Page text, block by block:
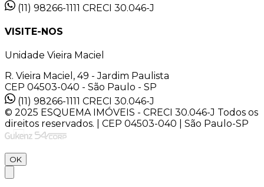
(11) 98266-1111 CRECI 30.046-J
VISITE-NOS
Unidade Vieira Maciel
R. Vieira Maciel, 49 - Jardim Paulista
CEP 04503-040 - São Paulo - SP
(11) 98266-1111 CRECI 30.046-J
© 2025 ESQUEMA IMÓVEIS - CRECI 30.046-J Todos os
direitos reservados. | CEP 04503-040 | São Paulo-SP
OK